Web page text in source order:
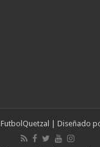
FutbolQuetzal | Diseñado